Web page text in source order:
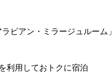
ビアン・ミラージュルーム
利用しておトクに宿泊